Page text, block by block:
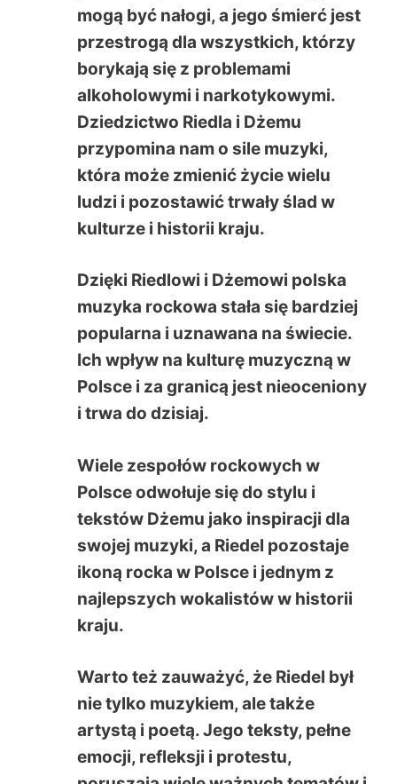
mogą być nałogi, a jego śmierć jest
przestrogą dla wszystkich, którzy
borykają się z problemami
alkoholowymi i narkotykowymi.
Dziedzictwo Riedla i Dżemu
przypomina nam o sile muzyki,
która może zmienić życie wielu
ludzi i pozostawić trwały ślad w
kulturze i historii kraju.
Dzięki Riedlowi i Dżemowi polska
muzyka rockowa stała się bardziej
popularna i uznawana na świecie.
Ich wpływ na kulturę muzyczną w
Polsce i za granicą jest nieoceniony
i trwa do dzisiaj.
Wiele zespołów rockowych w
Polsce odwołuje się do stylu i
tekstów Dżemu jako inspiracji dla
swojej muzyki, a Riedel pozostaje
ikoną rocka w Polsce i jednym z
najlepszych wokalistów w historii
kraju.
Warto też zauważyć, że Riedel był
nie tylko muzykiem, ale także
artystą i poetą. Jego teksty, pełne
emocji, refleksji i protestu,